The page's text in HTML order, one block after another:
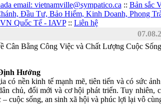
email: vietnamville@sympatico.ca :: Bản sắc
Đầu Tư, Bảo Hiểm, Kinh Doanh, Phong
VN Quốc Tế - IAVP:: Liên hệ
Cân Bằng Công Việc và Chất Lượng Cuộc Sống
Hướng
có nền kinh tế mạnh mẽ, tiên tiến và có sức
chủ, đổi mới và cơ hội phát triển. Tuy nhiên,
cuộc sống, an sinh xã hội và phúc lợi lại vô